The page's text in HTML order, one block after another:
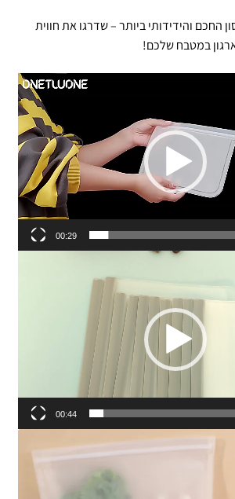
החכם והידידותי ביותר – שדרגו את חווית
במטבח שלכם!
00:29
00:44